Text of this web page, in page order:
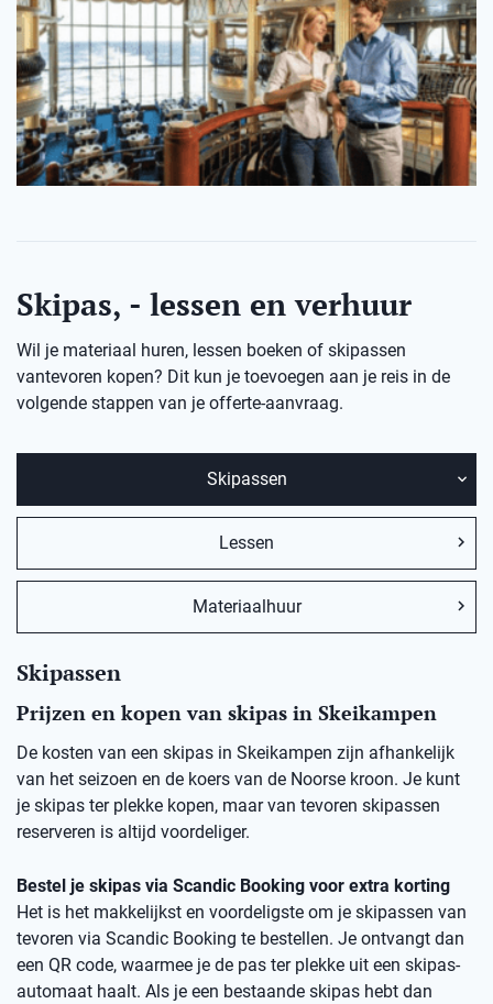
Skipas, - lessen en verhuur
Wil je materiaal huren, lessen boeken of skipassen
vantevoren kopen? Dit kun je toevoegen aan je reis in de
volgende stappen van je offerte-aanvraag.
Skipassen
Lessen
Materiaalhuur
Skipassen
Prijzen en kopen van skipas in Skeikampen
De kosten van een skipas in Skeikampen zijn afhankelijk
van het seizoen en de koers van de Noorse kroon. Je kunt
je skipas ter plekke kopen, maar van tevoren skipassen
reserveren is altijd voordeliger.
Bestel je skipas via Scandic Booking voor extra korting
Het is het makkelijkst en voordeligste om je skipassen van
tevoren via Scandic Booking te bestellen. Je ontvangt dan
een QR code, waarmee je de pas ter plekke uit een skipas-
automaat haalt. Als je een bestaande skipas hebt dan